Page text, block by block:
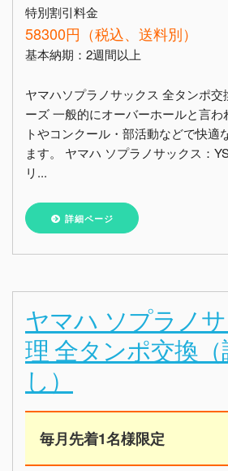
特別割引料金
58300円（税込、送料別）
基本納期：2週間以上
ヤマハソプラノサックス 全タンポ交
ーズ 一般的にオーバーホールと言
トやコンクール・部活動などで快適
ます。 ヤマハ ソプラノサックス：
リ...
詳細ページ
ヤマハ ソプラノ
理 全タンポ交換
し）
毎月先着1名様限定